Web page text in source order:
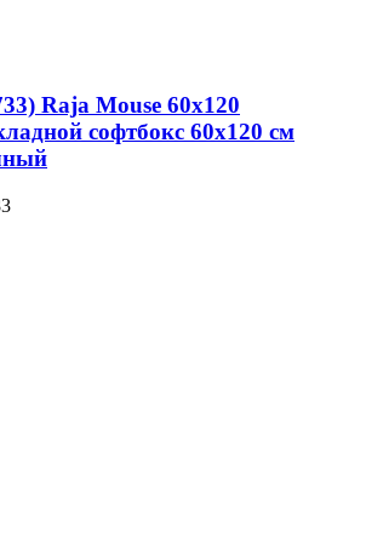
Raja Mouse 60х120
софтбокс 60х120 см